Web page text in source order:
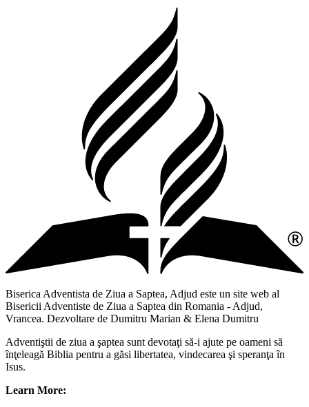
Biserica Adventista de Ziua a Saptea, Adjud este un site web al
Bisericii Adventiste de Ziua a Saptea din Romania - Adjud,
Vrancea. Dezvoltare de Dumitru Marian & Elena Dumitru
Adventiştii de ziua a şaptea sunt devotaţi să-i ajute pe oameni să
înţeleagă Biblia pentru a găsi libertatea, vindecarea şi speranţa în
Isus.
Learn More: